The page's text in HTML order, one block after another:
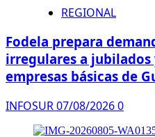
REGIONAL
Fodela prepara
irregulares a jubilados
empresas básicas de
INFOSUR07/08/20260